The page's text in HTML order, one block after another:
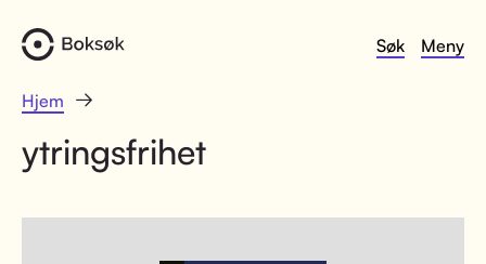
Søk Meny
Hjem
ytringsfrihet